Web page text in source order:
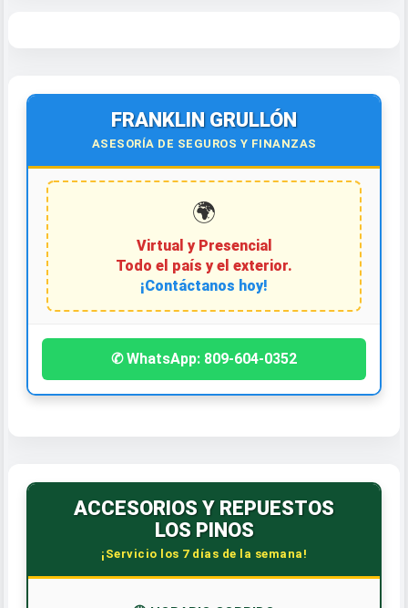
FRANKLIN GRULLÓN
ASESORÍA DE SEGUROS Y FINANZAS
🌍
Virtual y Presencial
Todo el país y el exterior.
¡Contáctanos hoy!
✆ WhatsApp: 809-604-0352
ACCESORIOS Y REPUESTOS
LOS PINOS
¡Servicio los 7 días de la semana!